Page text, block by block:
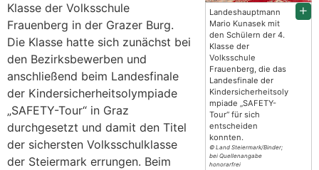
Landeshauptmann
Mario Kunasek mit
den Schülern der 4.
Klasse der
Volksschule
Frauenberg, die das
Landesfinale der
Kindersicherheitsoly
mpiade „SAFETY-
Tour“ für sich
entscheiden
konnten.
© Land Steiermark/Binder;
bei Quellenangabe
honorarfrei
Klasse der Volksschule
Frauenberg in der Grazer Burg.
Die Klasse hatte sich zunächst bei
den Bezirksbewerben und
anschließend beim Landesfinale
der Kindersicherheitsolympiade
„SAFETY-Tour“ in Graz
durchgesetzt und damit den Titel
der sichersten Volksschulklasse
der Steiermark errungen. Beim